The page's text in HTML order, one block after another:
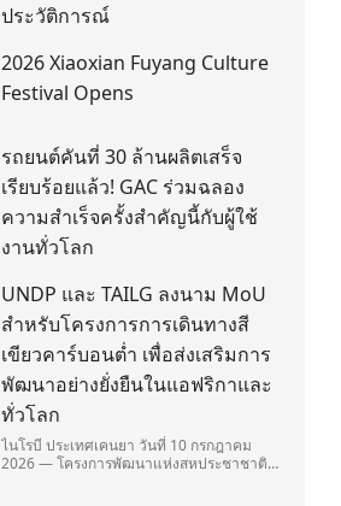
ประวัติการณ์
2026 Xiaoxian Fuyang Culture
Festival Opens
รถยนต์คันที่ 30 ล้านผลิตเสร็จ
เรียบร้อยแล้ว! GAC ร่วมฉลอง
ความสำเร็จครั้งสำคัญนี้กับผู้ใช้
งานทั่วโลก
UNDP และ TAILG ลงนาม MoU
สำหรับโครงการการเดินทางสี
เขียวคาร์บอนต่ำ เพื่อส่งเสริมการ
พัฒนาอย่างยั่งยืนในแอฟริกาและ
ทั่วโลก
ไนโรบี ประเทศเคนยา วันที่ 10 กรกฎาคม
2026 — โครงการพัฒนาแห่งสหประชาชาติ